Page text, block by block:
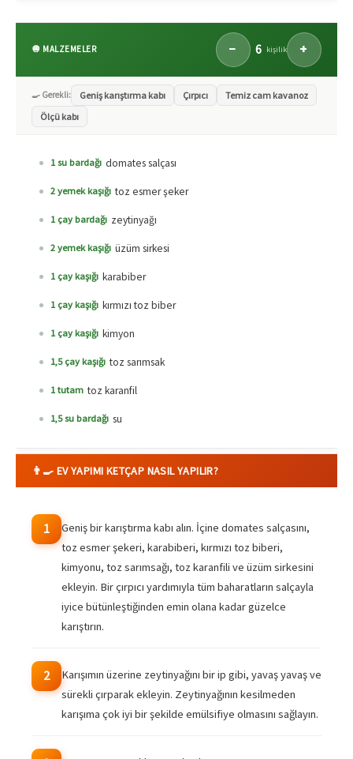
🧅 MALZEMELER − 6 kişilik +
🍳 Gerekli: Geniş karıştırma kabı Çırpıcı
Temiz cam kavanoz
Ölçü kabı
1 su bardağı domates salçası
2 yemek kaşığı toz esmer şeker
1 çay bardağı zeytinyağı
2 yemek kaşığı üzüm sirkesi
1 çay kaşığı karabiber
1 çay kaşığı kırmızı toz biber
1 çay kaşığı kimyon
1,5 çay kaşığı toz sarımsak
1 tutam toz karanfil
1,5 su bardağı su
👨‍🍳 EV YAPIMI KETÇAP NASIL YAPILIR?
1
Geniş bir karıştırma kabı alın. İçine domates salçasını,
toz esmer şekeri, karabiberi, kırmızı toz biberi,
kimyonu, toz sarımsağı, toz karanfili ve üzüm sirkesini
ekleyin. Bir çırpıcı yardımıyla tüm baharatların salçayla
iyice bütünleştiğinden emin olana kadar güzelce
karıştırın.
2
Karışımın üzerine zeytinyağını bir ip gibi, yavaş yavaş ve
sürekli çırparak ekleyin. Zeytinyağının kesilmeden
karışıma çok iyi bir şekilde emülsifiye olmasını sağlayın.